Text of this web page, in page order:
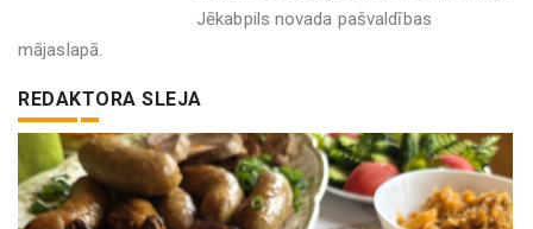
Jēkabpils novada pašvaldības
mājaslapā.
REDAKTORA SLEJA